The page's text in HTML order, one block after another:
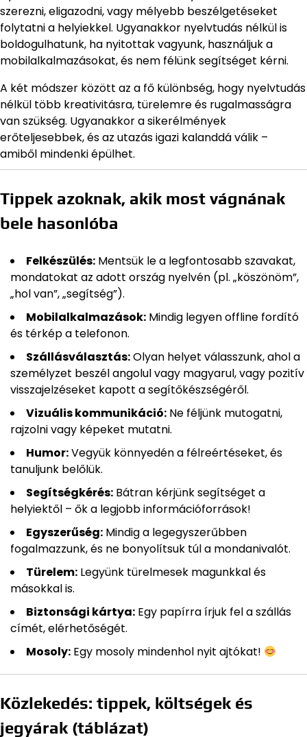
szerezni, eligazodni, vagy mélyebb beszélgetéseket
folytatni a helyiekkel. Ugyanakkor nyelvtudás nélkül is
boldogulhatunk, ha nyitottak vagyunk, használjuk a
mobilalkalmazásokat, és nem félünk segítséget kérni.
A két módszer között az a fő különbség, hogy nyelvtudás
nélkül több kreativitásra, türelemre és rugalmasságra
van szükség. Ugyanakkor a sikerélmények
erőteljesebbek, és az utazás igazi kalanddá válik –
amiből mindenki épülhet.
Tippek azoknak, akik most vágnának
bele hasonlóba
Felkészülés: Mentsük le a legfontosabb szavakat,
mondatokat az adott ország nyelvén (pl. „köszönöm”,
„hol van”, „segítség”).
Mobilalkalmazások: Mindig legyen offline fordító
és térkép a telefonon.
Szállásválasztás:Olyan helyet válasszunk, ahol a
személyzet beszél angolul vagy magyarul, vagy pozitív
visszajelzéseket kapott a segítőkészségéről.
Vizuális kommunikáció: Ne féljünk mutogatni,
rajzolni vagy képeket mutatni.
Humor:Vegyük könnyedén a félreértéseket, és
tanuljunk belőlük.
Segítségkérés: Bátran kérjünk segítséget a
helyiektől – ők a legjobb információforrások!
Egyszerűség: Mindig a legegyszerűbben
fogalmazzunk, és ne bonyolítsuk túl a mondanivalót.
Türelem: Legyünk türelmesek magunkkal és
másokkal is.
Biztonsági kártya: Egy papírra írjuk fel a szállás
címét, elérhetőségét.
Mosoly: Egy mosoly mindenhol nyit ajtókat!
Közlekedés: tippek, költségek és
jegyárak (táblázat)